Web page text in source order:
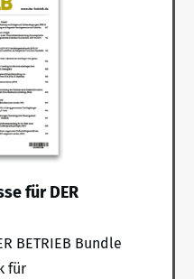
für DER
BETRIEB Bundle
für